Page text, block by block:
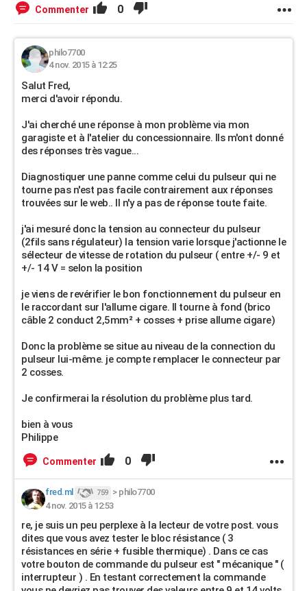
Commenter 0
philo7700
4 nov. 2015 à 12:25
Salut Fred,
merci d'avoir répondu.
J'ai cherché une réponse à mon problème via mon
garagiste et à l'atelier du concessionnaire. Ils m'ont donné
des réponses très vague...
Diagnostiquer une panne comme celui du pulseur qui ne
tourne pas n'est pas facile contrairement aux réponses
trouvées sur le web.. Il n'y a pas de réponse toute faite.
j'ai mesuré donc la tension au connecteur du pulseur
(2fils sans régulateur) la tension varie lorsque j'actionne le
sélecteur de vitesse de rotation du pulseur ( entre +/- 9 et
+/- 14 V = selon la position
je viens de revérifier le bon fonctionnement du pulseur en
le raccordant sur l'allume cigare. Il tourne à fond (brico
câble 2 conduct 2,5mm² + cosses + prise allume cigare)
Donc la problème se situe au niveau de la connection du
pulseur lui-même. je compte remplacer le connecteur par
2 cosses.
Je confirmerai la résolution du problème plus tard.
bien à vous
Philippe
Commenter 0
fred.ml 759 > philo7700
4 nov. 2015 à 12:53
re, je suis un peu perplexe à la lecteur de votre post. vous
dites que vous avez tester le bloc résistance ( 3
résistances en série + fusible thermique) . Dans ce cas
votre bouton de commande du pulseur est " mécanique " (
interrupteur ) . En testant correctement la commande